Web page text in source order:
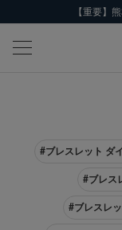
【重要】
#ブレスレット ダ
#ブレス
#ブレスレ